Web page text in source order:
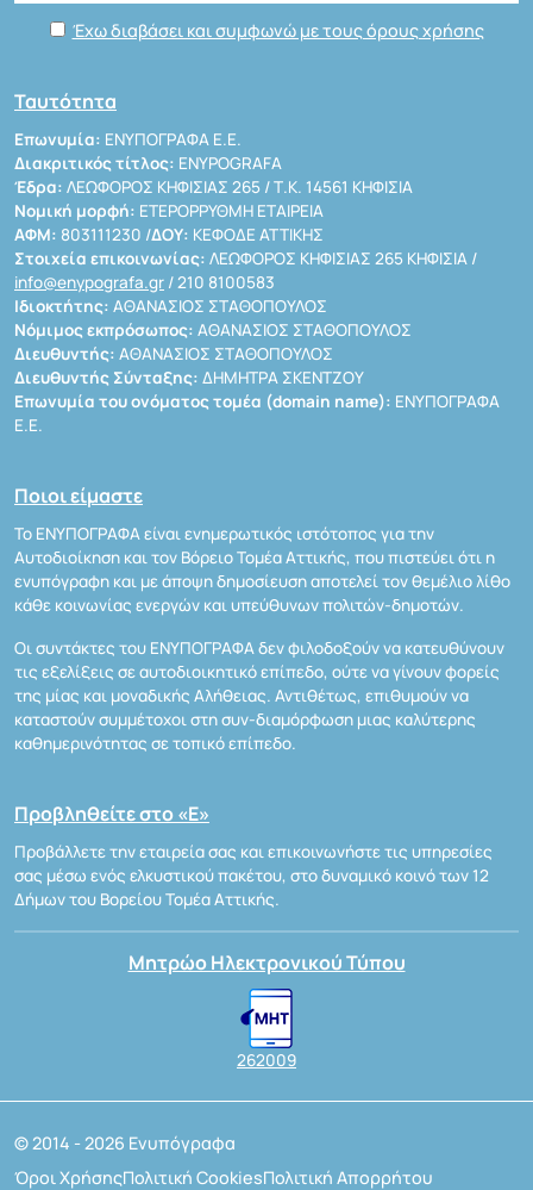
Έχω διαβάσει και συμφωνώ με τους όρους χρήσης
Ταυτότητα
Επωνυμία: ΕΝΥΠΟΓΡΑΦΑ Ε.Ε.
Διακριτικός τίτλος: ENYPOGRAFA
Έδρα: ΛΕΩΦΟΡΟΣ ΚΗΦΙΣΙΑΣ 265 / Τ.Κ. 14561 ΚΗΦΙΣΙΑ
Νομική μορφή: ΕΤΕΡΟΡΡΥΘΜΗ ΕΤΑΙΡΕΙΑ
ΑΦΜ: 803111230 /ΔΟΥ: ΚΕΦΟΔΕ ΑΤΤΙΚΗΣ
Στοιχεία επικοινωνίας: ΛΕΩΦΟΡΟΣ ΚΗΦΙΣΙΑΣ 265 ΚΗΦΙΣΙΑ /
info@enypografa.gr / 210 8100583
Ιδιοκτήτης: ΑΘΑΝΑΣΙΟΣ ΣΤΑΘΟΠΟΥΛΟΣ
Νόμιμος εκπρόσωπος: ΑΘΑΝΑΣΙΟΣ ΣΤΑΘΟΠΟΥΛΟΣ
Διευθυντής: ΑΘΑΝΑΣΙΟΣ ΣΤΑΘΟΠΟΥΛΟΣ
Διευθυντής Σύνταξης: ΔΗΜΗΤΡΑ ΣΚΕΝΤΖΟΥ
Επωνυμία του ονόματος τομέα (domain name): ΕΝΥΠΟΓΡΑΦΑ
Ε.Ε.
Ποιοι είμαστε
Το ΕΝΥΠΟΓΡΑΦΑ είναι ενημερωτικός ιστότοπος για την
Αυτοδιοίκηση και τον Βόρειο Τομέα Αττικής, που πιστεύει ότι η
ενυπόγραφη και με άποψη δημοσίευση αποτελεί τον θεμέλιο λίθο
κάθε κοινωνίας ενεργών και υπεύθυνων πολιτών-δημοτών.
Οι συντάκτες του ΕΝΥΠΟΓΡΑΦΑ δεν φιλοδοξούν να κατευθύνουν
τις εξελίξεις σε αυτοδιοικητικό επίπεδο, ούτε να γίνουν φορείς
της μίας και μοναδικής Αλήθειας. Αντιθέτως, επιθυμούν να
καταστούν συμμέτοχοι στη συν-διαμόρφωση μιας καλύτερης
καθημερινότητας σε τοπικό επίπεδο.
Προβληθείτε στο «Ε»
Προβάλλετε την εταιρεία σας και επικοινωνήστε τις υπηρεσίες
σας μέσω ενός ελκυστικού πακέτου, στο δυναμικό κοινό των 12
Δήμων του Βορείου Τομέα Αττικής.
Μητρώο Ηλεκτρονικού Τύπου
262009
© 2014 - 2026 Ενυπόγραφα
Όροι ΧρήσηςΠολιτική CookiesΠολιτική Απορρήτου